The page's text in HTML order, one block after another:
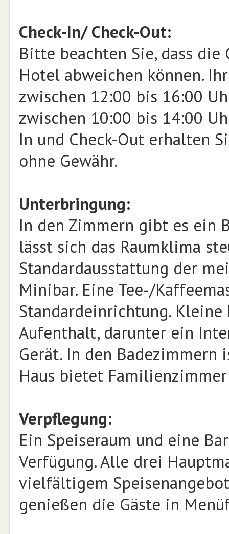
Check-In/ Check-Out:
Bitte beachten Sie, dass die
Hotel abweichen können.
zwischen 12:00 bis 16:00
zwischen 10:00 bis 14:00
In und Check-Out erhalten
ohne Gewähr.
Unterbringung:
In den Zimmern gibt es ein
lässt sich das Raumklima
Standardausstattung der
Minibar. Eine Tee-/
Standardeinrichtung.
Aufenthalt, darunter ein
Gerät. In den Badezimmern
Haus bietet
Verpflegung:
Ein Speiseraum und eine
Verfügung. Alle drei
vielfältigem
genießen die Gäste in